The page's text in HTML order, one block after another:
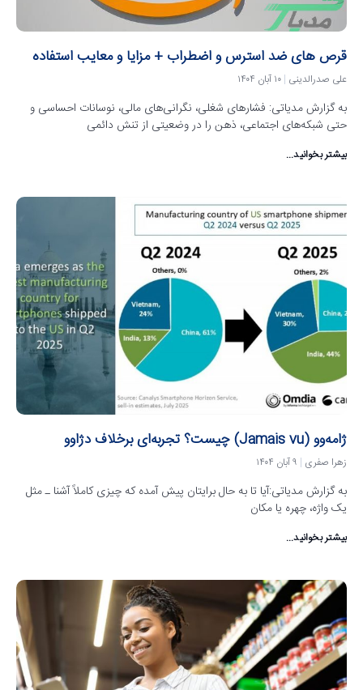
قرص های ضد استرس و اضطراب + مزایا و معایب استفاده
علی صدرالدینی ۱۰ آبان ۱۴۰۴
به گزارش مدیاتی: فشارهای شغلی، نگرانی‌های مالی، نوسانات احساسی و
حتی شبکه‌های اجتماعی، ذهن را در وضعیتی از تنش دائمی
بیشتر بخوانید...
ژامه‌وو (Jamais vu) چیست؟ تجربه‌ای برخلاف دژاوو
زهرا صفری ۹ آبان ۱۴۰۴
به گزارش مدیاتی:آیا تا به حال برایتان پیش آمده که چیزی کاملاً آشنا ـ مثل
یک واژه، چهره یا مکان
بیشتر بخوانید...